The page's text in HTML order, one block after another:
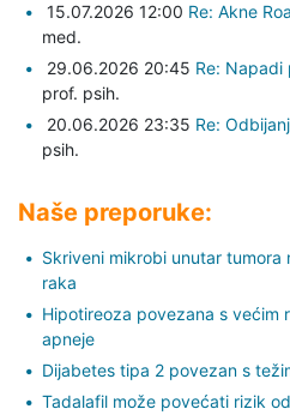
15.07.2026 12:00 Re: Akne
med.
29.06.2026 20:45 Re: Napadi
prof. psih.
20.06.2026 23:35 Re:
psih.
Naše preporuke:
Skriveni mikrobi unutar tumora
raka
Hipotireoza povezana s većim
apneje
Dijabetes tipa 2 povezan s
Tadalafil može povećati rizik